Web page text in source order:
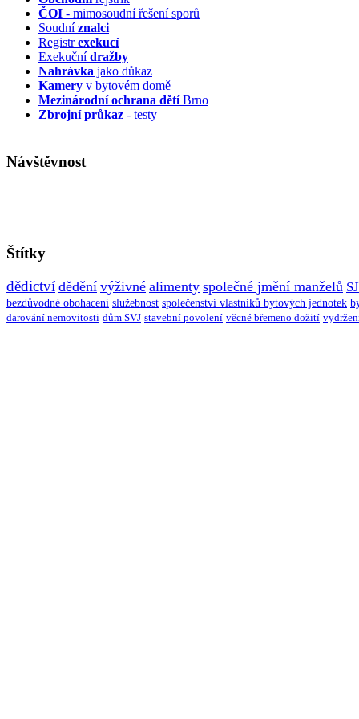
ČOI - mimosoudní řešení sporů
Soudníznalci
Registrexekucí
Exekučnídražby
Nahrávka jako důkaz
Kamery v bytovém domě
Mezinárodní ochrana dětíBrno
Zbrojní průkaz - testy
Návštěvnost
Štítky
dědictví dědění výživné alimenty společné jmění manželů
bezdůvodné obohacení služebnost společenství vlastníků bytových jednotek
darování nemovitosti dům SVJ stavební povolení věcné břemeno dožití